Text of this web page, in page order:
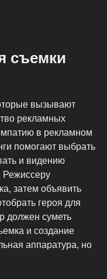
съемки
вызывают
рекламных
в рекламном
помогают выбрать
и видению
Режиссеру
затем объявить
героя для
должен суметь
и создание
аппаратура, но